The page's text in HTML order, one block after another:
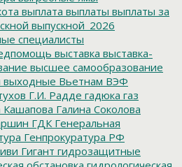
выплата выплаты выплаты за
выпускной_2026
специалисты
выставка выставка-
высшее самообразование
выходные Вьетнам ВЭФ
Г.И. Радде гадюка газ
Кашапова Галина Соколова
ГДК Генеральная
Генпрокуратура РФ
Гигант гидрозащитные